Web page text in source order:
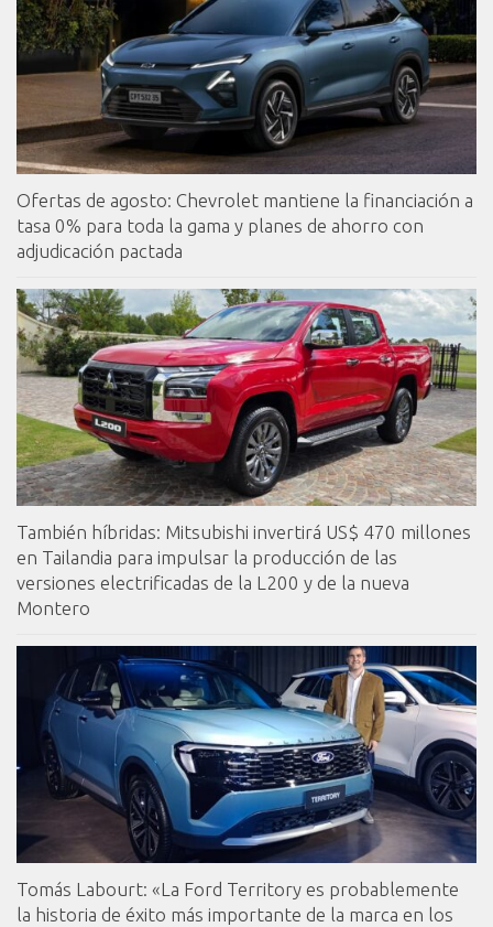
Ofertas de agosto: Chevrolet mantiene la financiación a
tasa 0% para toda la gama y planes de ahorro con
adjudicación pactada
También híbridas: Mitsubishi invertirá US$ 470 millones
en Tailandia para impulsar la producción de las
versiones electrificadas de la L200 y de la nueva
Montero
Tomás Labourt: «La Ford Territory es probablemente
la historia de éxito más importante de la marca en los